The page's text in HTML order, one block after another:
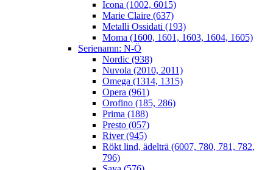
Icona (1002, 6015)
Marie Claire (637)
Metalli Ossidati (193)
Moma (1600, 1601, 1603, 1604, 1605)
Serienamn: N-Ö
Nordic (938)
Nuvola (2010, 2011)
Omega (1314, 1315)
Opera (961)
Orofino (185, 286)
Prima (188)
Presto (057)
River (945)
Rökt lind, ädelträ (6007, 780, 781, 782,
796)